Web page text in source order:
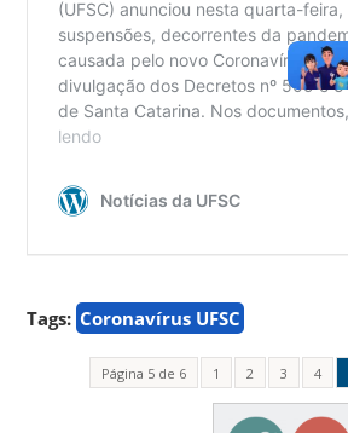
Tags: Coronavírus UFSC
Página 5 de 6 1 2 3 4